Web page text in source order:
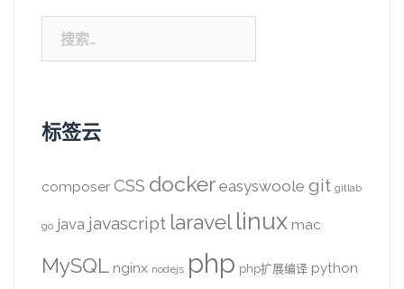
索：
标签云
composer CSS docker easyswoole git gitlab
go java javascript laravel linux mac
MySQL nginx nodejs php php扩展编译 python